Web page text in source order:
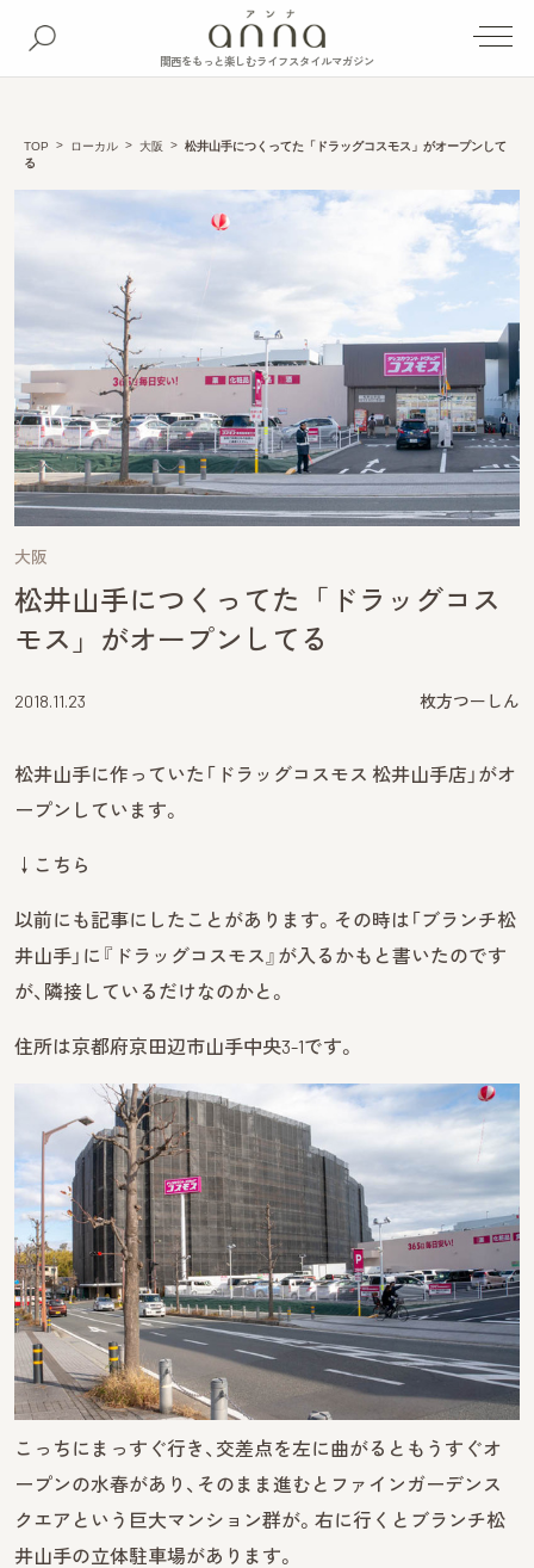
関西をもっと楽しむライフスタイルマガジン
TOP ローカル 大阪
松井山手につくってた「ドラッグコスモス」がオープンして
る
大阪
松井山手につくってた「ドラッグコス
モス」がオープンしてる
2018.11.23 枚方つーしん
松井山手に作っていた「ドラッグコスモス 松井山手店」がオ
ープンしています。
↓こちら
以前にも記事にしたことがあります。その時は「ブランチ松
井山手」に『ドラッグコスモス』が入るかもと書いたのです
が、隣接しているだけなのかと。
住所は京都府京田辺市山手中央3-1です。
こっちにまっすぐ行き、交差点を左に曲がるともうすぐオ
ープンの水春があり、そのまま進むとファインガーデンス
クエアという巨大マンション群が。右に行くとブランチ松
井山手の立体駐車場があります。